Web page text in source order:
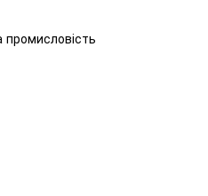
промисловість